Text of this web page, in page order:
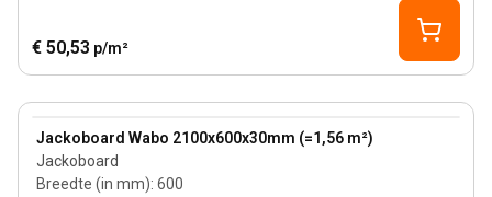
€ 50,53 p/m²
Jackoboard Wabo 2100x600x30mm (=1,56 m²)
Jackoboard
Breedte (in mm): 600
View product